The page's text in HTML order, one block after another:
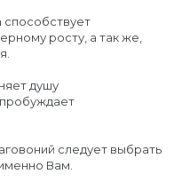
росту, а так же,
душу
следует выбрать
Вам.